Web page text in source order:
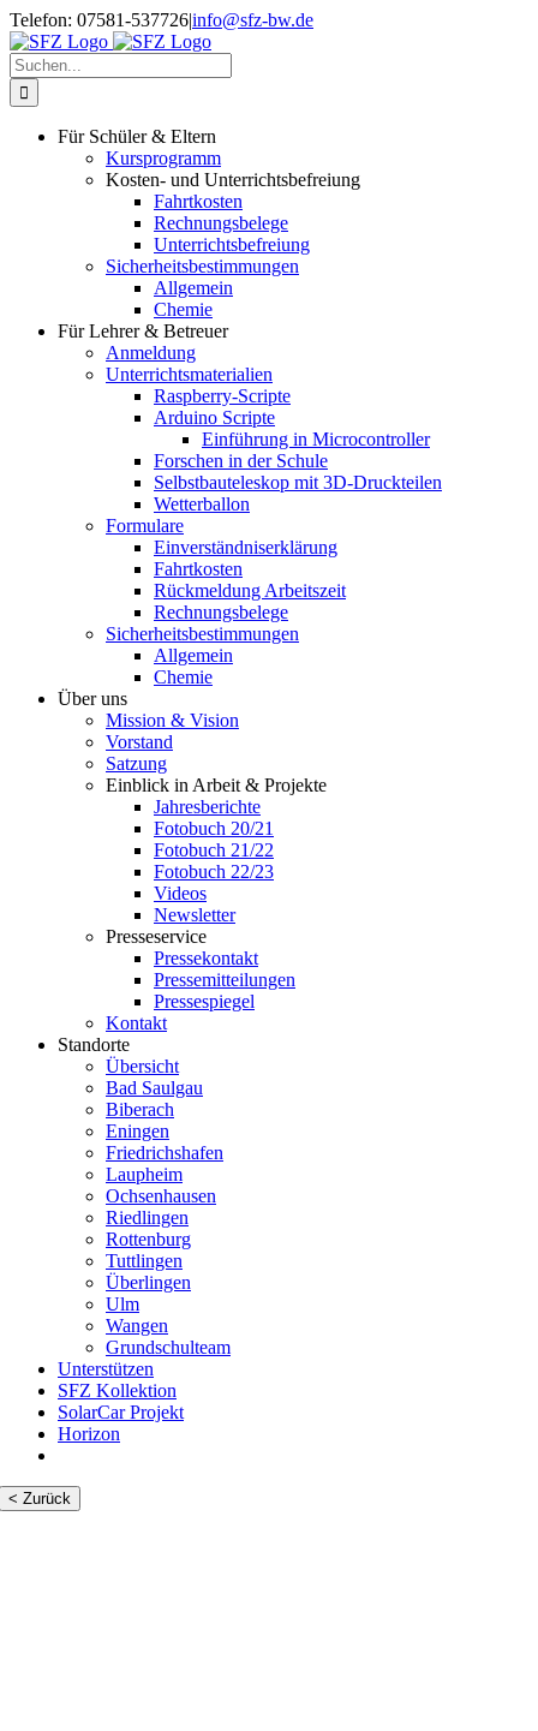
Zum
Inhalt
springen
Telefon: 07581-537726|info@sfz-bw.de
Suche
nach:
Für Schüler & Eltern
Kursprogramm
Kosten- und Unterrichtsbefreiung
Fahrtkosten
Rechnungsbelege
Unterrichtsbefreiung
Sicherheitsbestimmungen
Allgemein
Chemie
Für Lehrer & Betreuer
Anmeldung
Unterrichtsmaterialien
Raspberry-Scripte
Arduino Scripte
Einführung in Microcontroller
Forschen in der Schule
Selbstbauteleskop mit 3D-Druckteilen
Wetterballon
Formulare
Einverständniserklärung
Fahrtkosten
Rückmeldung Arbeitszeit
Rechnungsbelege
Sicherheitsbestimmungen
Allgemein
Chemie
Über uns
Mission & Vision
Vorstand
Satzung
Einblick in Arbeit & Projekte
Jahresberichte
Fotobuch 20/21
Fotobuch 21/22
Fotobuch 22/23
Videos
Newsletter
Presseservice
Pressekontakt
Pressemitteilungen
Pressespiegel
Kontakt
Standorte
Übersicht
Bad Saulgau
Biberach
Eningen
Friedrichshafen
Laupheim
Ochsenhausen
Riedlingen
Rottenburg
Tuttlingen
Überlingen
Ulm
Wangen
Grundschulteam
Unterstützen
SFZ Kollektion
SolarCar Projekt
Horizon
< Zurück